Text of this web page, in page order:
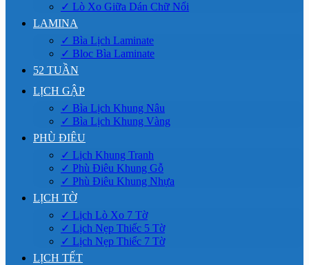
✓ Lò Xo Giữa Dán Chữ Nổi
LAMINA
✓ Bìa Lịch Laminate
✓ Bloc Bìa Laminate
52 TUẦN
LỊCH GẬP
✓ Bìa Lịch Khung Nâu
✓ Bìa Lịch Khung Vàng
PHÙ ĐIÊU
✓ Lịch Khung Tranh
✓ Phù Điêu Khung Gỗ
✓ Phù Điêu Khung Nhựa
LỊCH TỜ
✓ Lịch Lò Xo 7 Tờ
✓ Lịch Nẹp Thiếc 5 Tờ
✓ Lịch Nẹp Thiếc 7 Tờ
LỊCH TẾT